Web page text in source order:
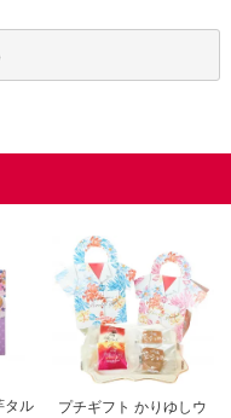
タル
プチギフト かりゆしウ